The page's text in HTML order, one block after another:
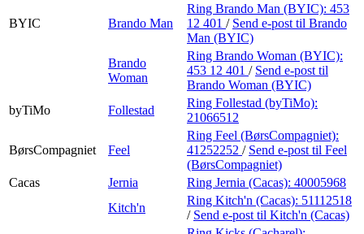
BYIC Brando Man
Ring Brando Man (BYIC): 453
12 401 / Send e-post til Brando
Man (BYIC)
Brando
Woman
Ring Brando Woman (BYIC):
453 12 401 / Send e-post til
Brando Woman (BYIC)
byTiMo
Follestad
Ring Follestad (byTiMo):
21066512
BørsCompagniet Feel
Ring Feel (BørsCompagniet):
41252252 / Send e-post til Feel
(BørsCompagniet)
Cacas
Jernia Ring Jernia (Cacas): 40005968
Kitch'n
Ring Kitch'n (Cacas): 51112518
/ Send e-post til Kitch'n (Cacas)